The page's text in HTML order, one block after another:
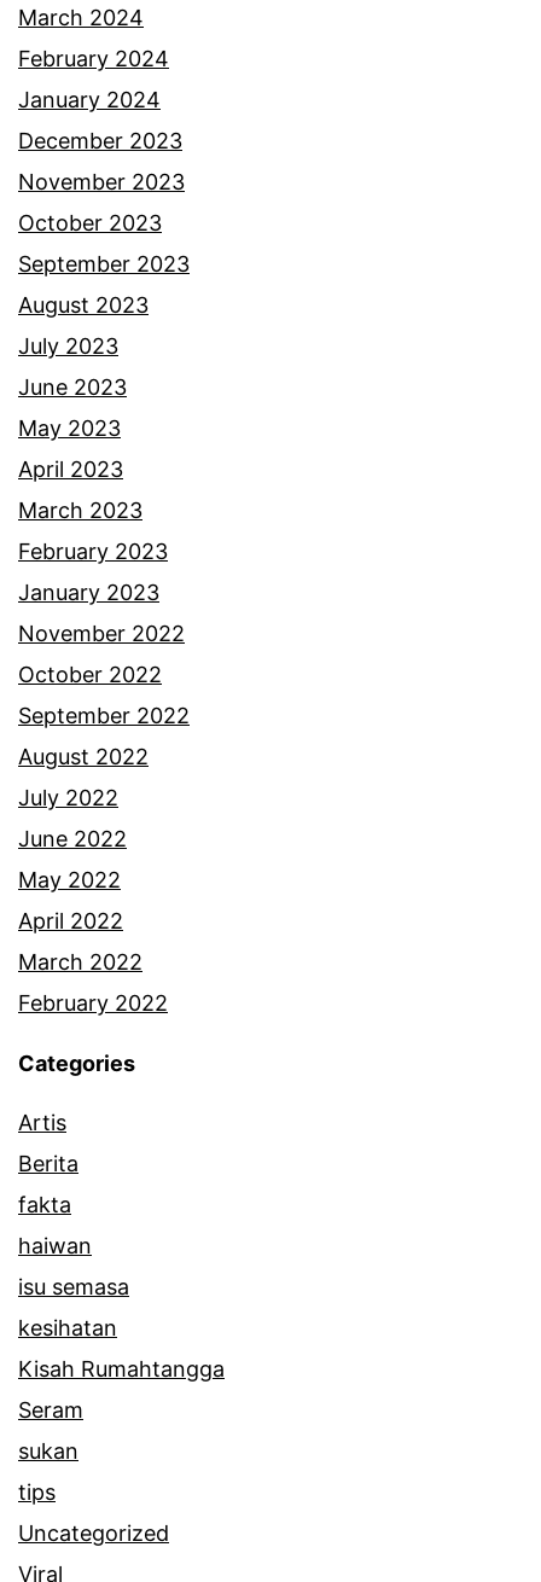
i
r
,
r
u
p
a
n
y
a
i
n
i
p
u
n
c
a
March 2024
February 2024
January 2024
December 2023
November 2023
October 2023
September 2023
August 2023
July 2023
June 2023
May 2023
April 2023
March 2023
February 2023
January 2023
November 2022
October 2022
September 2022
August 2022
July 2022
June 2022
May 2022
April 2022
March 2022
February 2022
Categories
Artis
Berita
fakta
haiwan
isu semasa
kesihatan
Kisah Rumahtangga
Seram
sukan
tips
Uncategorized
Viral